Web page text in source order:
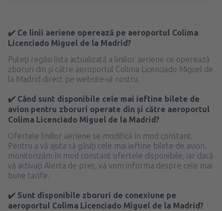
✔️ Ce linii aeriene operează pe aeroportul Colima
Licenciado Miguel de la Madrid?
Puteți regăsi lista actualizată a liniilor aeriene ce operează
zboruri din și către aeroportul Colima Licenciado Miguel de
la Madrid direct pe website-ul nostru.
✔️ Când sunt disponibile cele mai ieftine bilete de
avion pentru zboruri operate din și către aeroportul
Colima Licenciado Miguel de la Madrid?
Ofertele liniilor aeriene se modifică în mod constant.
Pentru a vă ajuta să găsiți cele mai ieftine bilete de avion,
monitorizăm în mod constant ofertele disponibile, iar dacă
vă activați Alerta de preț, vă vom informa despre cele mai
bune tarife.
✔️ Sunt disponibile zboruri de conexiune pe
aeroportul Colima Licenciado Miguel de la Madrid?